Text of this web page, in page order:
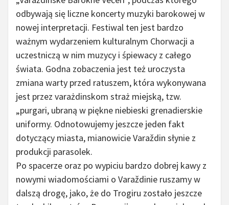
odbywają się liczne koncerty muzyki barokowej w
nowej interpretacji. Festiwal ten jest bardzo
ważnym wydarzeniem kulturalnym Chorwacji a
uczestniczą w nim muzycy i śpiewacy z całego
świata. Godna zobaczenia jest też uroczysta
zmiana warty przed ratuszem, która wykonywana
jest przez varażdinskom straż miejską, tzw.
„purgari, ubraną w piękne niebieski grenadierskie
uniformy. Odnotowujemy jeszcze jeden fakt
dotyczący miasta, mianowicie Varaždin słynie z
produkcji parasolek.
Po spacerze oraz po wypiciu bardzo dobrej kawy z
nowymi wiadomościami o Varaždinie ruszamy w
dalszą drogę, jako, że do Trogiru zostało jeszcze